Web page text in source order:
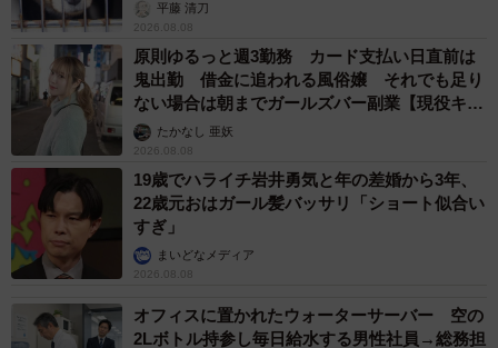
平藤 清刀
2026.08.08
原則ゆるっと週3勤務 カード支払い日直前は
鬼出勤 借金に追われる風俗嬢 それでも足り
ない場合は朝までガールズバー副業【現役キャ
ストに取材】
たかなし 亜妖
2026.08.08
19歳でハライチ岩井勇気と年の差婚から3年、
22歳元おはガール髪バッサリ「ショート似合い
すぎ」
まいどなメディア
2026.08.08
オフィスに置かれたウォーターサーバー 空の
2Lボトル持参し毎日給水する男性社員→総務担